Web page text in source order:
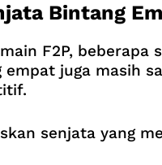
Bintang
F2P, beberapa
empat juga masih
senjata yang